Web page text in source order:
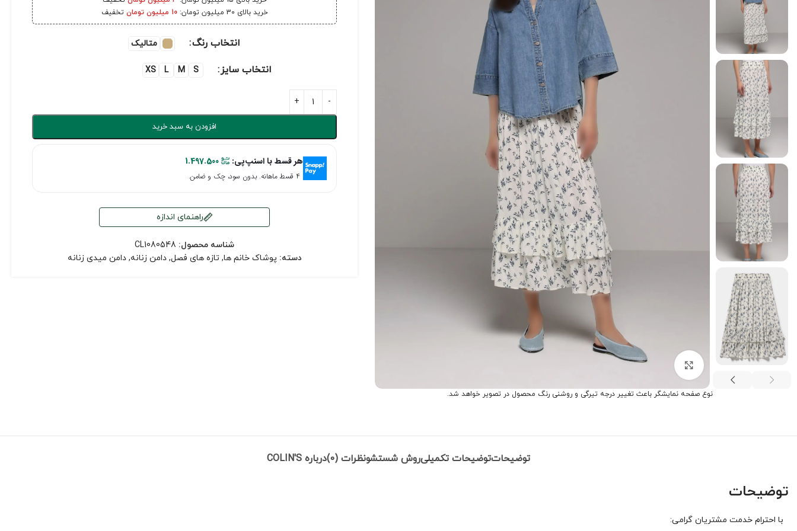
برای بزرگنمایی کلیک کنید
نوع صفحه نمایشگر باعث تغییر درجه تیرگی و روشنی رنگ محصول در تصویر خواهد شد.
خرید بالای 30 میلیون تومان:
10 میلیون تومان تخفیف
انتخاب رنگ متالیک
انتخاب سایز S
M
L
XS
افزودن به سبد خرید
هر قسط با اسنپ‌پی: 1.497.500
۴ قسط ماهانه. بدون سود، چک و ضامن.
راهنمای اندازه
شناسه محصول: CL1080548
دسته: پوشاک خانم ها, تازه های فصل, دامن زنانه, دامن میدی زنانه
توضیحاتتوضیحات تکمیلیروش شستشونظرات (0) درباره COLIN'S
توضیحات
با احترام خدمت مشتریان گرامی: